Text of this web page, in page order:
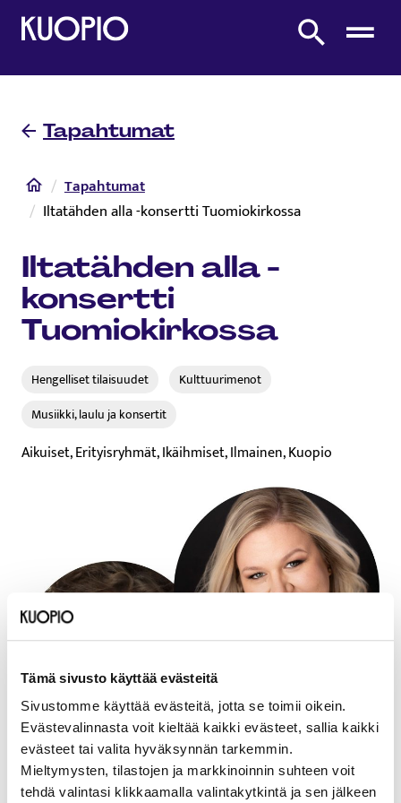
Tämä sivusto käyttää evästeitä
Sivustomme käyttää evästeitä, jotta se toimii oikein.
Evästevalinnasta voit kieltää kaikki evästeet, sallia kaikki
evästeet tai valita hyväksynnän tarkemmin.
Mieltymysten, tilastojen ja markkinoinnin suhteen voit
tehdä valintasi klikkaamalla valintakytkintä ja sen jälkeen
Etusivulle
Etsi sivustolta
Tapahtumat
Etusivu
Tapahtumat
Iltatähden alla -konsertti Tuomiokirkossa
Iltatähden alla -
konsertti
Tuomiokirkossa
Hengelliset tilaisuudet
Kulttuurimenot
Musiikki, laulu ja konsertit
Aikuiset, Erityisryhmät, Ikäihmiset, Ilmainen, Kuopio
Päivämäärät